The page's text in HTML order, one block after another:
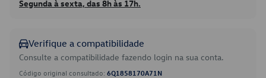
Segunda à sexta, das 8h às 17h.
Verifique a compatibilidade
Consulte a compatibilidade fazendo login na sua conta.
Código original consultado: 6Q1858170A71N